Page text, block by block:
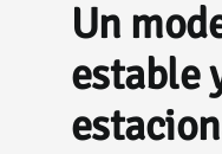
Un
estable